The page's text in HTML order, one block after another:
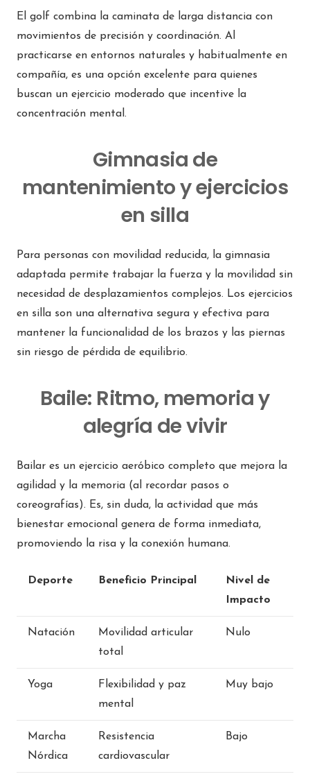
El golf combina la caminata de larga distancia con
movimientos de precisión y coordinación. Al
practicarse en entornos naturales y habitualmente en
compañía, es una opción excelente para quienes
buscan un ejercicio moderado que incentive la
concentración mental.
Gimnasia de
mantenimiento y ejercicios
en silla
Para personas con movilidad reducida, la gimnasia
adaptada permite trabajar la fuerza y la movilidad sin
necesidad de desplazamientos complejos. Los ejercicios
en silla son una alternativa segura y efectiva para
mantener la funcionalidad de los brazos y las piernas
sin riesgo de pérdida de equilibrio.
Baile: Ritmo, memoria y
alegría de vivir
Bailar es un ejercicio aeróbico completo que mejora la
agilidad y la memoria (al recordar pasos o
coreografías). Es, sin duda, la actividad que más
bienestar emocional genera de forma inmediata,
promoviendo la risa y la conexión humana.
Deporte Beneficio Principal
Nivel de
Impacto
Natación
Movilidad articular
total
Nulo
Yoga
Flexibilidad y paz
mental
Muy bajo
Marcha
Nórdica
Resistencia
cardiovascular
Bajo